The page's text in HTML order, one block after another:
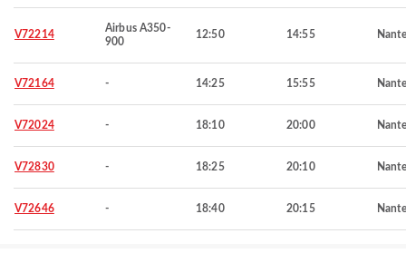
V72214
Airbus A350-
900
12:50 14:55
V72164 - 14:25 15:55
V72024 - 18:10 20:00
V72830 - 18:25 20:10
V72646 - 18:40 20:15